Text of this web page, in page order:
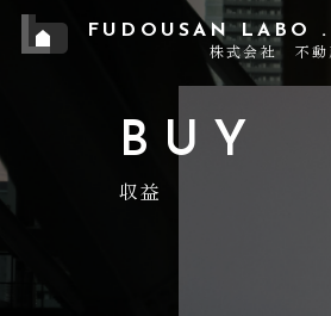
FUDOUSAN LABO
株式会社 不動
BUY
収益